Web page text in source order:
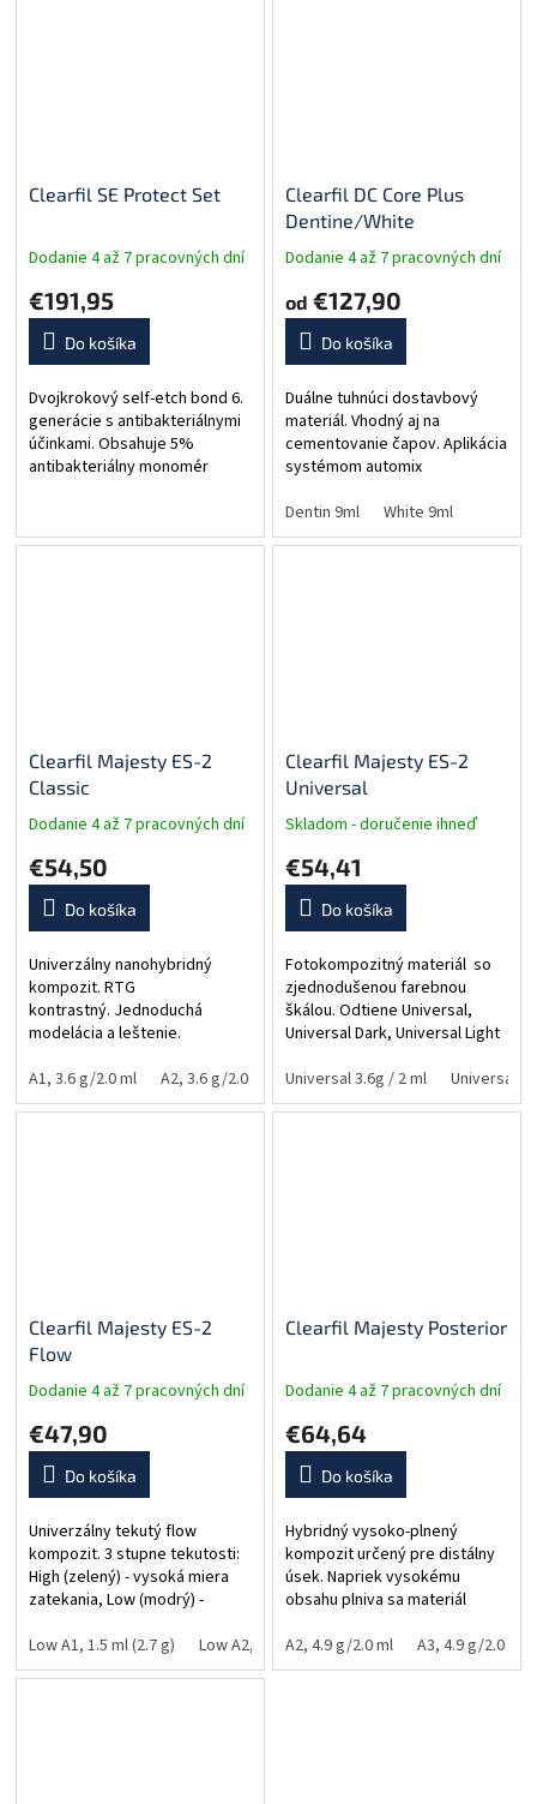
Clearfil SE Protect Set
Dodanie 4 až 7 pracovných dní
€191,95
Do košíka
Dvojkrokový self-etch bond 6.
generácie s antibakteriálnymi
účinkami. Obsahuje 5%
antibakteriálny monomér
ml bond, 2 x 50 ks
Clearfil DC Core Plus
Dentine/White
Dodanie 4 až 7 pracovných dní
od €127,90
Do košíka
Duálne tuhnúci dostavbový
materiál. Vhodný aj na
cementovanie čapov. Aplikácia
systémom automix
čas 3 minúty. RTG kontrastný.
Modulus elasticity podobný
Dentin 9ml White 9ml
Clearfil Majesty ES-2
Classic
Dodanie 4 až 7 pracovných dní
€54,50
Do košíka
Univerzálny nanohybridný
kompozit. RTG
kontrastný. Jednoduchá
modelácia a leštenie.
A1, 3.6 g/2.0 ml
A2, 3.6 g/2.0 ml A3, 3.6 g/2.0 ml A3.5, 3.6 g/2.0
Clearfil Majesty ES-2
Universal
Skladom - doručenie ihneď
€54,41
Do košíka
Fotokompozitný materiál so
zjednodušenou farebnou
škálou. Odtiene Universal,
Universal Dark, Universal Light
Universal 3.6g / 2 ml
Universal
Clearfil Majesty ES-2
Flow
Dodanie 4 až 7 pracovných dní
€47,90
Do košíka
Univerzálny tekutý flow
kompozit. 3 stupne tekutosti:
High (zelený) - vysoká miera
zatekania, Low (modrý) -
anteriórnom aj posteriórnom
úseku, Super Low...
Low A1, 1.5 ml (2.7 g) Low A2, 1.5 ml (2.7 g) Low A3, 1.5 ml (2.7 g)
Clearfil Majesty Posterior
Dodanie 4 až 7 pracovných dní
€64,64
Do košíka
Hybridný vysoko-plnený
kompozit určený pre distálny
úsek. Napriek vysokému
obsahu plniva sa materiál
Odtiene A2, A3, A3.5, B2, XL,
OA3.
A2, 4.9 g/2.0 ml A3, 4.9 g/2.0 ml